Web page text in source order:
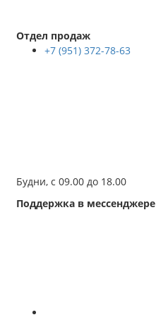
Отдел продаж
+7 (951) 372-78-63
Будни, с 09.00 до 18.00
Поддержка в мессенджере